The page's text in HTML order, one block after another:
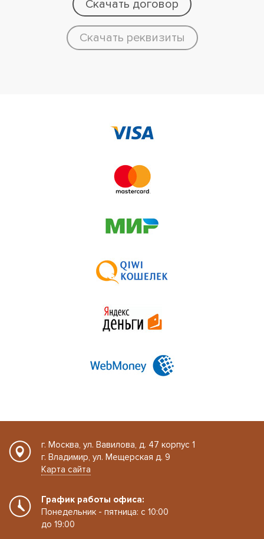
Скачать договор
Скачать реквизиты
г. Москва, ул. Вавилова, д. 47 корпус 1
г. Владимир, ул. Мещерская д. 9
Карта сайта
График работы офиса:
Понедельник - пятница: с 10:00
до 19:00